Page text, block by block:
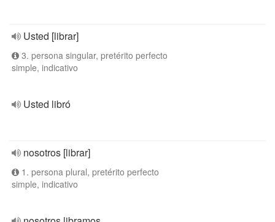
Usted [librar]
3. persona singular, pretérito perfecto
simple, indicativo
Usted libró
nosotros [librar]
1. persona plural, pretérito perfecto
simple, indicativo